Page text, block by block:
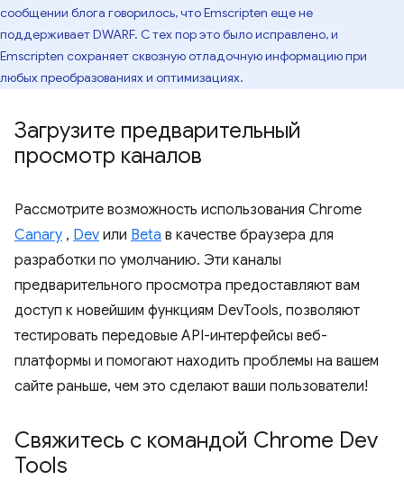
сообщении блога говорилось, что Emscripten еще не
поддерживает DWARF. С тех пор это было исправлено, и
Emscripten сохраняет сквозную отладочную информацию при
любых преобразованиях и оптимизациях.
Загрузите предварительный
просмотр каналов
Рассмотрите возможность использования Chrome
Canary , Dev или Beta в качестве браузера для
разработки по умолчанию. Эти каналы
предварительного просмотра предоставляют вам
доступ к новейшим функциям DevTools, позволяют
тестировать передовые API-интерфейсы веб-
платформы и помогают находить проблемы на вашем
сайте раньше, чем это сделают ваши пользователи!
Свяжитесь с командой Chrome Dev
Tools